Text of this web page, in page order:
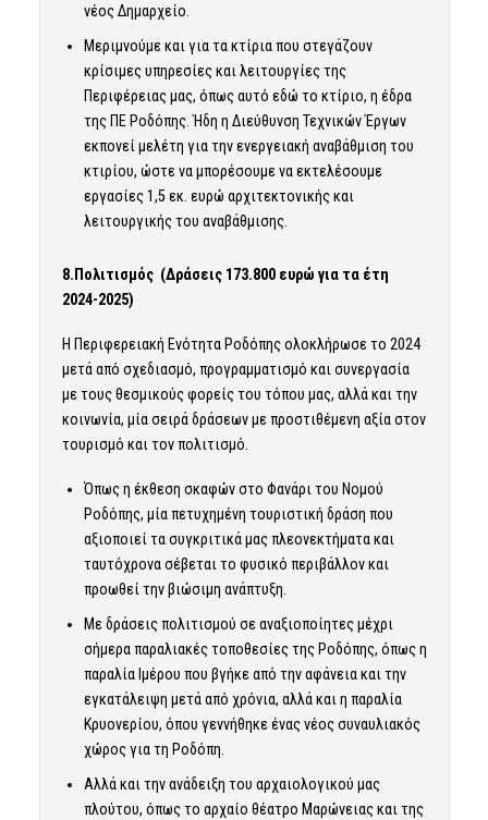
νέος Δημαρχείο.
Μεριμνούμε και για τα κτίρια που στεγάζουν
κρίσιμες υπηρεσίες και λειτουργίες της
Περιφέρειας μας, όπως αυτό εδώ το κτίριο, η έδρα
της ΠΕ Ροδόπης. Ήδη η Διεύθυνση Τεχνικών Έργων
εκπονεί μελέτη για την ενεργειακή αναβάθμιση του
κτιρίου, ώστε να μπορέσουμε να εκτελέσουμε
εργασίες 1,5 εκ. ευρώ αρχιτεκτονικής και
λειτουργικής του αναβάθμισης.
8.Πολιτισμός (Δράσεις 173.800 ευρώ για τα έτη
2024-2025)
Η Περιφερειακή Ενότητα Ροδόπης ολοκλήρωσε το 2024
μετά από σχεδιασμό, προγραμματισμό και συνεργασία
με τους θεσμικούς φορείς του τόπου μας, αλλά και την
κοινωνία, μία σειρά δράσεων με προστιθέμενη αξία στον
τουρισμό και τον πολιτισμό.
Όπως η έκθεση σκαφών στο Φανάρι του Νομού
Ροδόπης, μία πετυχημένη τουριστική δράση που
αξιοποιεί τα συγκριτικά μας πλεονεκτήματα και
ταυτόχρονα σέβεται το φυσικό περιβάλλον και
προωθεί την βιώσιμη ανάπτυξη.
Με δράσεις πολιτισμού σε αναξιοποίητες μέχρι
σήμερα παραλιακές τοποθεσίες της Ροδόπης, όπως η
παραλία Ιμέρου που βγήκε από την αφάνεια και την
εγκατάλειψη μετά από χρόνια, αλλά και η παραλία
Κρυονερίου, όπου γεννήθηκε ένας νέος συναυλιακός
χώρος για τη Ροδόπη.
Αλλά και την ανάδειξη του αρχαιολογικού μας
πλούτου, όπως το αρχαίο θέατρο Μαρώνειας και της